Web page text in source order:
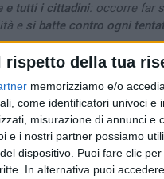
rispetto della tua
memorizziamo e/o
come identificatori univoci
misurazione di annunci e
e i nostri partner possiamo
dispositivo. Puoi fare clic
In alternativa puoi
e tutti i cittadini: occorre far
e si batte contro ogni
nei confronti di queste
locali disvolgere in libertà e
e società civile -
fare fronte comune
un singolo, ma
e pericoloso questo